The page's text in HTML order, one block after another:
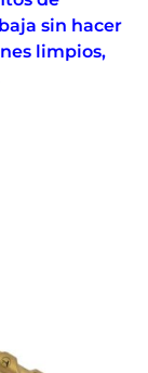
sin hacer
limpios,